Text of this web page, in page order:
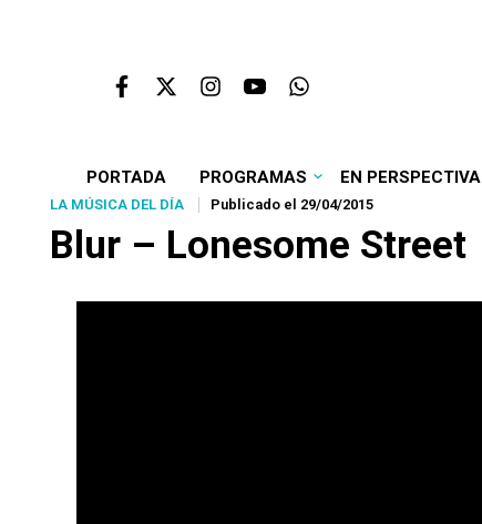
PORTADA PROGRAMAS EN PERSPECTIVA
LA MÚSICA DEL DÍA Publicado el 29/04/2015
Blur – Lonesome Street